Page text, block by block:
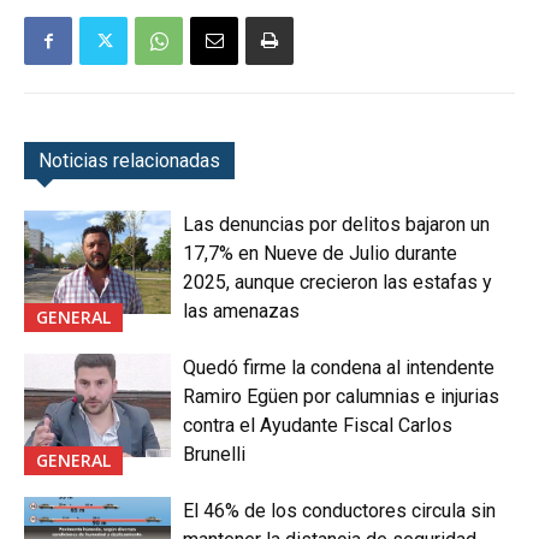
Noticias relacionadas
GENERAL
Las denuncias por delitos bajaron un
17,7% en Nueve de Julio durante
2025, aunque crecieron las estafas y
las amenazas
GENERAL
Quedó firme la condena al intendente
Ramiro Egüen por calumnias e injurias
contra el Ayudante Fiscal Carlos
Brunelli
El 46% de los conductores circula sin